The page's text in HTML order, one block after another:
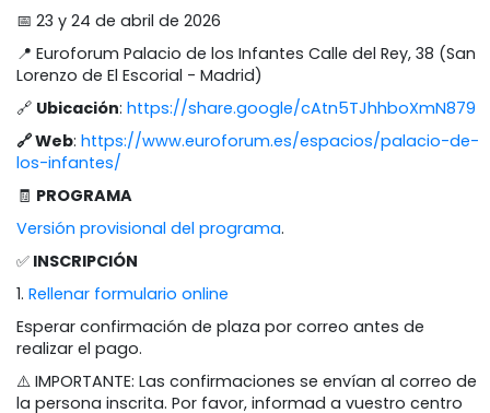
📅 23 y 24 de abril de 2026
📍 Euroforum Palacio de los Infantes Calle del Rey, 38 (San
Lorenzo de El Escorial - Madrid)
🔗 Ubicación: https://share.google/cAtn5TJhhboXmN879
🔗 Web: https://www.euroforum.es/espacios/palacio-de-
los-infantes/
🧾 PROGRAMA
Versión provisional del programa.
✅ INSCRIPCIÓN
1. Rellenar formulario online
Esperar confirmación de plaza por correo antes de
realizar el pago.
⚠️ IMPORTANTE: Las confirmaciones se envían al correo de
la persona inscrita. Por favor, informad a vuestro centro